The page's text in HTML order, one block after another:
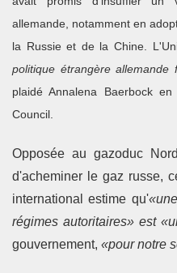
allemande, notamment en
la Russie et de la Chine.
politique étrangère allemande
plaidé Annalena Baerbock
Council.
Opposée au gazoduc
d'acheminer le gaz russe,
international estime qu'
régimes autoritaires» est
gouvernement, «pour notre